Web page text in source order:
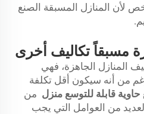
لأن المنازل المسبقة الصنع
مسبقاً تكاليف أخرى
المنازل الجاهزة، فهي
من أنه سيكون أقل تكلفة
حاوية قابلة للتوسع منزل من
من العوامل التي يجب